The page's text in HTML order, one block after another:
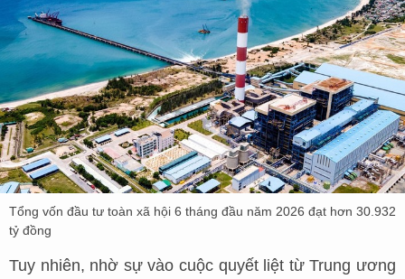
Tổng vốn đầu tư toàn xã hội 6 tháng đầu năm 2026 đạt hơn 30.932
tỷ đồng
Tuy nhiên, nhờ sự vào cuộc quyết liệt từ Trung ương